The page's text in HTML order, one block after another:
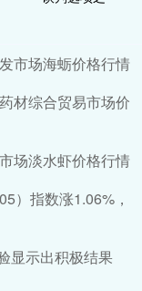
市场海蛎价格行情
材综合贸易市场价
场淡水虾价格行情
）指数涨1.06%，
显示出积极结果